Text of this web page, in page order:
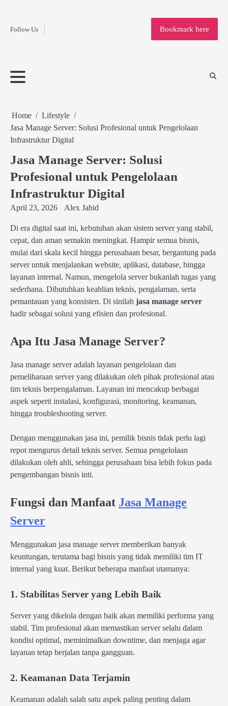
contentFollow Us
Home
Bookmark here
Home
Lifestyle
Jasa Manage Server: Solusi Profesional untuk Pengelolaan
Infrastruktur Digital
Jasa Manage Server: Solusi
Profesional untuk Pengelolaan
Infrastruktur Digital
April 23, 2026 Alex Jahid
Di era digital saat ini, kebutuhan akan sistem server yang stabil,
cepat, dan aman semakin meningkat. Hampir semua bisnis,
mulai dari skala kecil hingga perusahaan besar, bergantung pada
server untuk menjalankan website, aplikasi, database, hingga
layanan internal. Namun, mengelola server bukanlah tugas yang
sederhana. Dibutuhkan keahlian teknis, pengalaman, serta
pemantauan yang konsisten. Di sinilah jasa manage server
hadir sebagai solusi yang efisien dan profesional.
Apa Itu Jasa Manage Server?
Jasa manage server adalah layanan pengelolaan dan
pemeliharaan server yang dilakukan oleh pihak profesional atau
tim teknis berpengalaman. Layanan ini mencakup berbagai
aspek seperti instalasi, konfigurasi, monitoring, keamanan,
hingga troubleshooting server.
Dengan menggunakan jasa ini, pemilik bisnis tidak perlu lagi
repot mengurus detail teknis server. Semua pengelolaan
dilakukan oleh ahli, sehingga perusahaan bisa lebih fokus pada
pengembangan bisnis inti.
Fungsi dan Manfaat Jasa Manage
Server
Menggunakan jasa manage server memberikan banyak
keuntungan, terutama bagi bisnis yang tidak memiliki tim IT
internal yang kuat. Berikut beberapa manfaat utamanya:
1. Stabilitas Server yang Lebih Baik
Server yang dikelola dengan baik akan memiliki performa yang
stabil. Tim profesional akan memastikan server selalu dalam
kondisi optimal, meminimalkan downtime, dan menjaga agar
layanan tetap berjalan tanpa gangguan.
2. Keamanan Data Terjamin
Keamanan adalah salah satu aspek paling penting dalam